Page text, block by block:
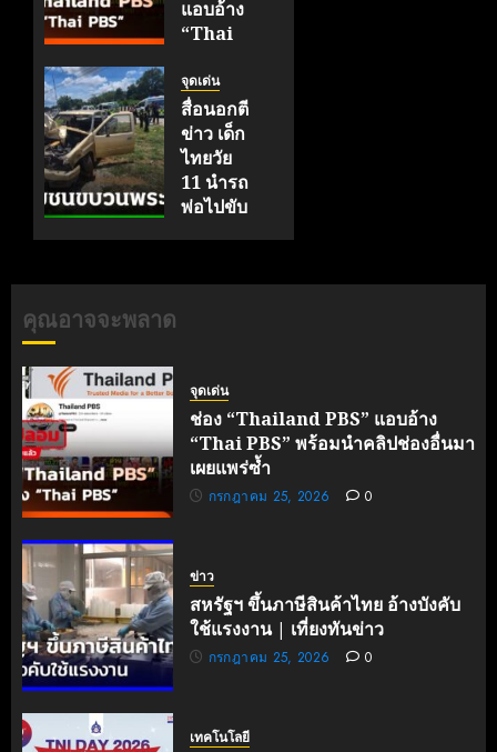
แอบอ้าง
“Thai
พร้อมนำ
คลิปช่อง
อื่นมาเผย
แพร่ซ้ำ
กรกฎาคม
25, 2026
0
จุดเด่น
สื่อนอกตี
ข่าว เด็ก
ไทยวัย
11 นำรถ
พ่อไปขับ
มรณภาพ
0
คุณอาจจะพลาด
จุดเด่น
ช่อง “Thailand PBS” แอบอ้าง
“Thai PBS” พร้อมนำคลิปช่องอื่นมา
เผยแพร่ซ้ำ
กรกฎาคม 25, 2026 0
ข่าว
สหรัฐฯ ขึ้นภาษีสินค้าไทย อ้างบังคับ
ใช้แรงงาน | เที่ยงทันข่าว
กรกฎาคม 25, 2026 0
เทคโนโลยี